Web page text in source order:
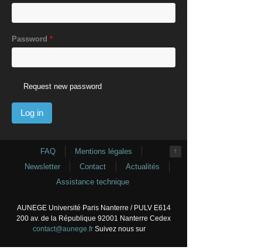
Password *
Request new password
↑
FAQ
Mentions légales
Newsletter
Contact
Actualités
Assistance technique
AUNEGE Université Paris Nanterre / PULV E614
200 av. de la République 92001 Nanterre Cedex
contact@aunege.frSuivez nous sur